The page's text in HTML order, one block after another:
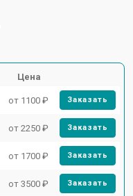
Цена
от 1100 ₽ Заказать
от 2250 ₽ Заказать
от 1700 ₽ Заказать
от 3500 ₽ Заказать